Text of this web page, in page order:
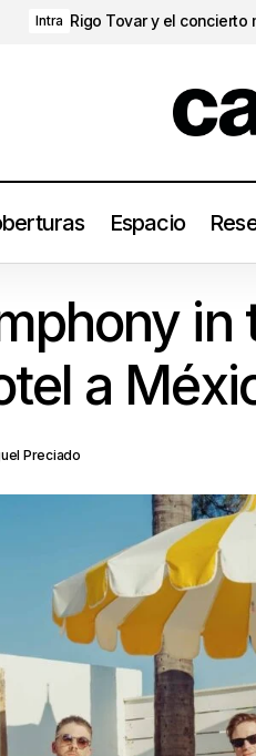
Intra Rigo Tovar y el
Espacio
Llega elin
a
Preciado